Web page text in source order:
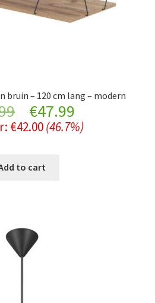
bruin – 120 cm lang – modern
Original
price
was:
€47.99Current
price
€42.00 (46.7%)
to cart